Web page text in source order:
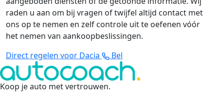
raden u aan om bij vragen of twijfel altijd contact met
ons op te nemen en zelf controle uit te oefenen vóór
het nemen van aankoopbeslissingen.
Direct regelen voor Dacia
Bel
Koop je auto met vertrouwen.